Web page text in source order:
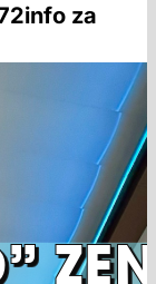
za